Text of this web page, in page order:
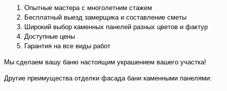
Опытные мастера с многолетним стажем
Бесплатный выезд замерщика и составление сметы
Широкий выбор каменных панелей разных цветов и фактур
Доступные цены
Гарантия на все виды работ
Мы сделаем вашу баню настоящим украшением вашего участка!
Другие преимущества отделки фасада бани каменными панелями: